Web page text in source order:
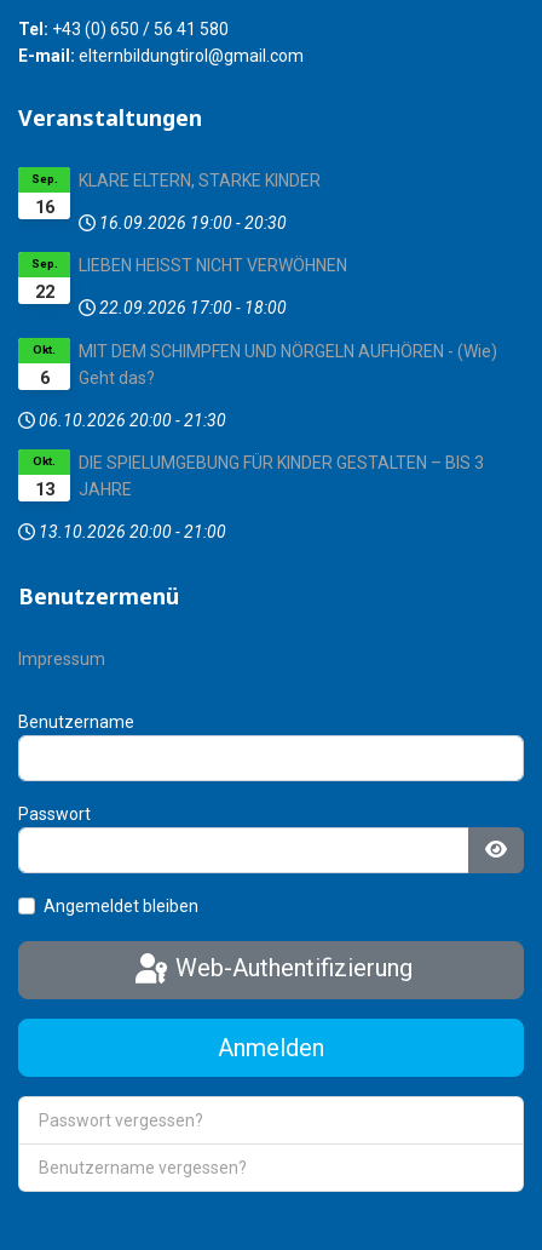
Tel: +43 (0) 650 / 56 41 580
E-mail: elternbildungtirol@gmail.com
Veranstaltungen
16
Sep. KLARE ELTERN, STARKE KINDER
16.09.2026 19:00-20:30
22
Sep. LIEBEN HEISST NICHT VERWÖHNEN
22.09.2026 17:00- 18:00
6
Okt.
MIT DEM SCHIMPFEN UND NÖRGELN AUFHÖREN - (Wie)
Geht das?
06.10.2026 20:00-21:30
13
Okt.
DIE SPIELUMGEBUNG FÜR KINDER GESTALTEN – BIS 3
JAHRE
13.10.2026 20:00-21:00
Benutzermenü
Impressum
Benutzername
Passwort
Angemeldet bleiben
Web-Authentifizierung
Anmelden
Passwort vergessen?
Benutzername vergessen?